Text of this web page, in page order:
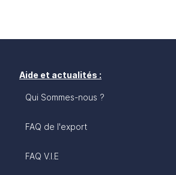
Aide et actualités :
Qui Sommes-nous ?
FAQ de l'export
FAQ V.I.E